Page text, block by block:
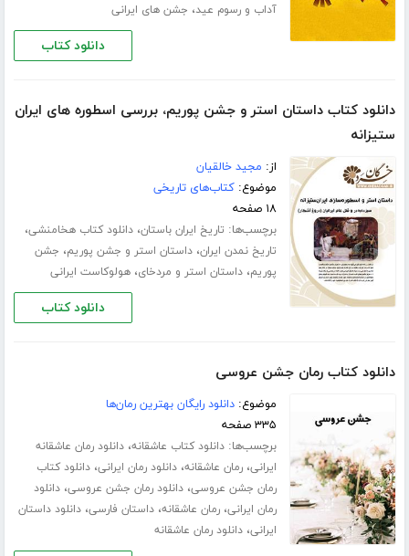
آداب و رسوم عید، جشن های ایرانی
دانلود کتاب
دانلود کتاب داستان استر و جشن پوریم، بررسی اسطوره های ایران
ستیزانه
از: مجید خالقیان
موضوع:کتاب‌های تاریخی
۱۸ صفحه
برچسب‌ها: تاریخ ایران باستان،دانلود کتاب هخامنشی،
تاریخ نمدن ایران،داستان استر و جشن پوریم، جشن
پوریم،داستان استر و مردخای،هولوکاست ایرانی
دانلود کتاب
دانلود کتاب رمان جشن عروسی
موضوع:دانلود رایگان بهترین رمان‌ها
۳۳۵ صفحه
برچسب‌ها:دانلود کتاب عاشقانه،دانلود رمان عاشقانه
ایرانی،رمان عاشقانه،دانلود رمان ایرانی،دانلود کتاب
رمان جشن عروسی،دانلود رمان جشن عروسی،دانلود
رمان ایرانی،رمان عاشقانه،داستان فارسی،دانلود داستان
ایرانی،دانلود رمان عاشقانه